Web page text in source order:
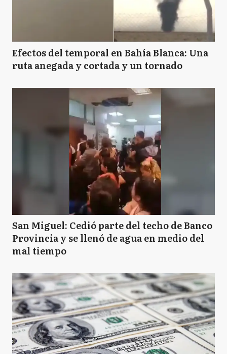
Efectos del temporal en Bahía Blanca: Una
ruta anegada y cortada y un tornado
San Miguel: Cedió parte del techo de Banco
Provincia y se llenó de agua en medio del
mal tiempo